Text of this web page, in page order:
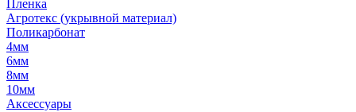
Пленка
Агротекс (укрывной материал)
Поликарбонат
4мм
6мм
8мм
10мм
Аксессуары